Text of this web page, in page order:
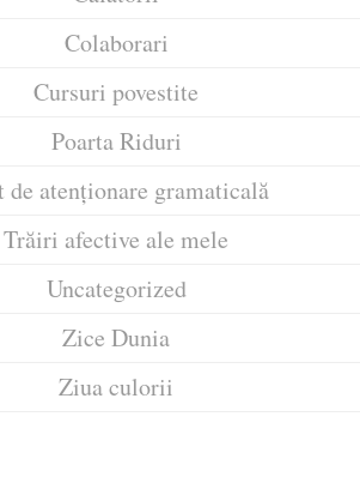
Colaborari
Cursuri povestite
Poarta Riduri
de atenționare gramaticală
Trăiri afective ale mele
Uncategorized
Zice Dunia
Ziua culorii